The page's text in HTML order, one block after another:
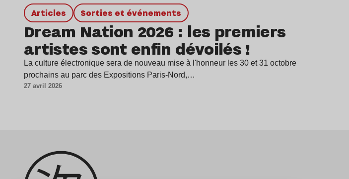
Articles Sorties et événements
Dream Nation 2026 : les premiers
artistes sont enfin dévoilés !
La culture électronique sera de nouveau mise à l'honneur les 30 et 31 octobre
prochains au parc des Expositions Paris-Nord,…
27 avril 2026